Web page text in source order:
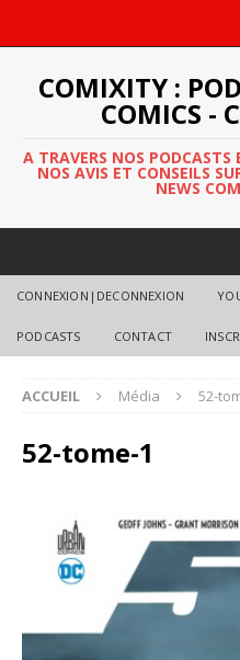
COMIXITY :
COMICS -
A TRAVERS NOS PODCASTS
NOS AVIS ET CONSEILS
NEWS
CONNEXION|DECONNEXION
PODCASTS CONTACT
ACCUEIL Média 52-
52-tome-1